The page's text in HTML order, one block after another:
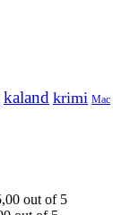
kaland krimi Mac